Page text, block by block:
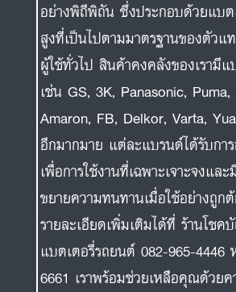
อย่างพิถีพิถัน ซึ่งประกอบด้วยแบ
สูงที่เป็นไปตามมาตรฐานของตัวแ
ผู้ใช้ทั่วไป สินค้าคงคลังของเรามี
เช่น GS, 3K, Panasonic,
Amaron, FB, Delkor, Varta,
อีกมากมาย แต่ละแบรนด์ได้รับกา
เพื่อการใช้งานที่เฉพาะเจาะจงแล
ขยายความทนทานเมื่อใช้อย่างถูก
รายละเอียดเพิ่มเติมได้ที่ ร้านโชค
แบตเตอรี่รถยนต์ 082-965-4446
6661 เราพร้อมช่วยเหลือคุณด้วย